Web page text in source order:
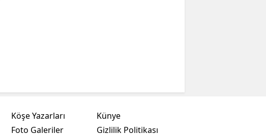
Köşe Yazarları
Foto Galeriler
Künye
Gizlilik Politikası